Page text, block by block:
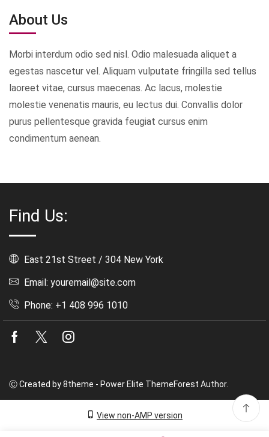
About Us
Morbi interdum odio sed nisl. Odio malesuada aliquet a
egestas nascetur vel. Aliquam vulputate fringilla sed tellus
laoreet vitae, cursus maecenas. Ac lacus, molestie
molestie venenatis mauris, eu lectus dui. Convallis dolor
purus pellentesque gravida feugiat cursus enim
condimentum aenean.
Find Us:
East 21st Street / 304 New York
Email: youremail@site.com
Phone: +1 408 996 1010
Facebook
Twitter
Ⓒ Created by 8theme - Power Elite ThemeForest Author.
View non-AMP version